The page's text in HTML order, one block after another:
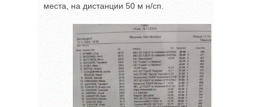
места, на дистанции 50 м н/сп.